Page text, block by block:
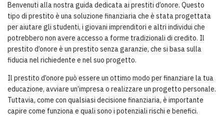
Benvenuti alla nostra guida dedicata ai prestiti d’onore. Questo
tipo di prestito è una soluzione finanziaria che è stata progettata
per aiutare gli studenti, i giovani imprenditori e altri individui che
potrebbero non avere accesso a forme tradizionali di credito. Il
prestito d’onore è un prestito senza garanzie, che si basa sulla
fiducia nel richiedente e nel suo progetto.
Il prestito d’onore può essere un ottimo modo per finanziare la tua
educazione, avviare un’impresa o realizzare un progetto personale.
Tuttavia, come con qualsiasi decisione finanziaria, è importante
capire come funziona e quali sono i potenziali rischi e benefici.